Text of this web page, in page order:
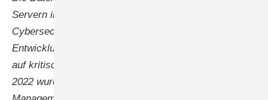
Servern in Österreich und in europäischen Clouds.
Cybersecurity ist ein integraler Bestandteil der
Entwicklungsarbeit, um Schutz vor digitalen Angriffen
auf kritische Infrastrukturen zu gewährleisten. Bereits
2022 wurde das Informationssicherheits-­